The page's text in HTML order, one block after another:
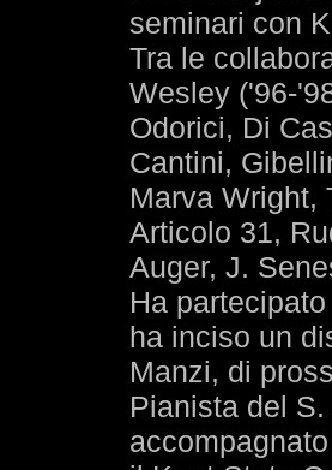
seminari con
Tra le
Wesley ('96-
Odorici, Di
Cantini,
Marva Wright,
Articolo 31,
Auger, J.
Ha
ha inciso un
Manzi, di
Pianista del